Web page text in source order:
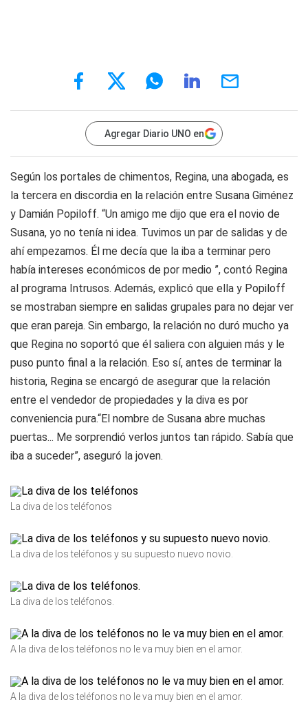
Agregar Diario UNO en
Según los portales de chimentos, Regina, una abogada, es
la tercera en discordia en la relación entre Susana Giménez
y Damián Popiloff. “Un amigo me dijo que era el novio de
Susana, yo no tenía ni idea. Tuvimos un par de salidas y de
ahí empezamos. Él me decía que la iba a terminar pero
había intereses económicos de por medio ”, contó Regina
al programa Intrusos. Además, explicó que ella y Popiloff
se mostraban siempre en salidas grupales para no dejar ver
que eran pareja. Sin embargo, la relación no duró mucho ya
que Regina no soportó que él saliera con alguien más y le
puso punto final a la relación. Eso sí, antes de terminar la
historia, Regina se encargó de asegurar que la relación
entre el vendedor de propiedades y la diva es por
conveniencia pura.“El nombre de Susana abre muchas
puertas... Me sorprendió verlos juntos tan rápido. Sabía que
iba a suceder”, aseguró la joven.
La diva de los teléfonos
La diva de los teléfonos y su supuesto nuevo novio.
La diva de los teléfonos.
A la diva de los teléfonos no le va muy bien en el amor.
A la diva de los teléfonos no le va muy bien en el amor.